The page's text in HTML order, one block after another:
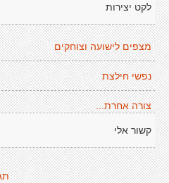
לקט יצירות
מצפים לישועה וצוחקים
נפשי חילצת
צורה אחרת...
קשור אלי